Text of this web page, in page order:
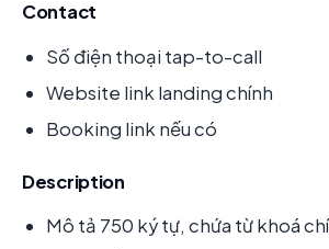
Contact
Số điện thoại tap-to-call
Website link landing chính
Booking link nếu có
Description
Mô tả 750 ký tự, chứa từ khoá